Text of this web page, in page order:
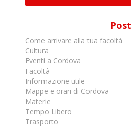
Post
Come arrivare alla tua facoltà
Cultura
Eventi a Cordova
Facoltà
Informazione utile
Mappe e orari di Cordova
Materie
Tempo Libero
Trasporto